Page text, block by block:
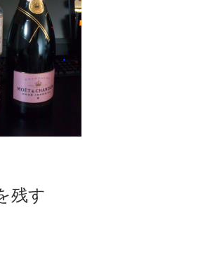
残す